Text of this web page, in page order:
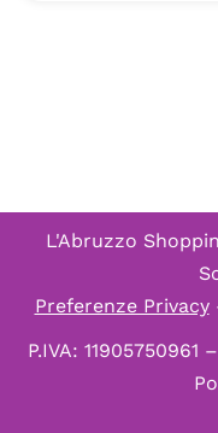
L'Abruzzo
Preferenze Privacy
P.IVA: